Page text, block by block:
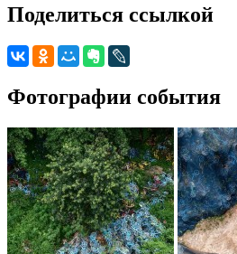
Поделиться ссылкой
Фотографии события